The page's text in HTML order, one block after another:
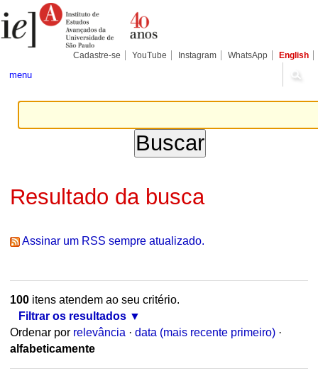
para
conteúdo.
Pessoais
Cadastre-se YouTube Instagram WhatsApp English
menu
Resultado da busca
Assinar um RSS sempre atualizado.
100itens atendem ao seu critério.
Filtrar os resultados
Ordenar por relevância · data (mais recente primeiro) ·
alfabeticamente